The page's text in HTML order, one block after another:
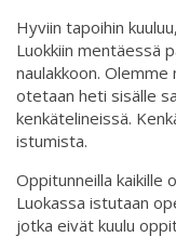
Hyviin tapoihin
Luokkiin mentäessä
naulakkoon.
otetaan heti sisälle
kenkätelineissä.
istumista.
Oppitunneilla kaikille
Luokassa istutaan
jotka eivät kuulu